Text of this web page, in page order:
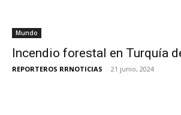
Mundo
Incendio forestal en Turquía
REPORTEROS RRNOTICIAS - 21 junio, 2024